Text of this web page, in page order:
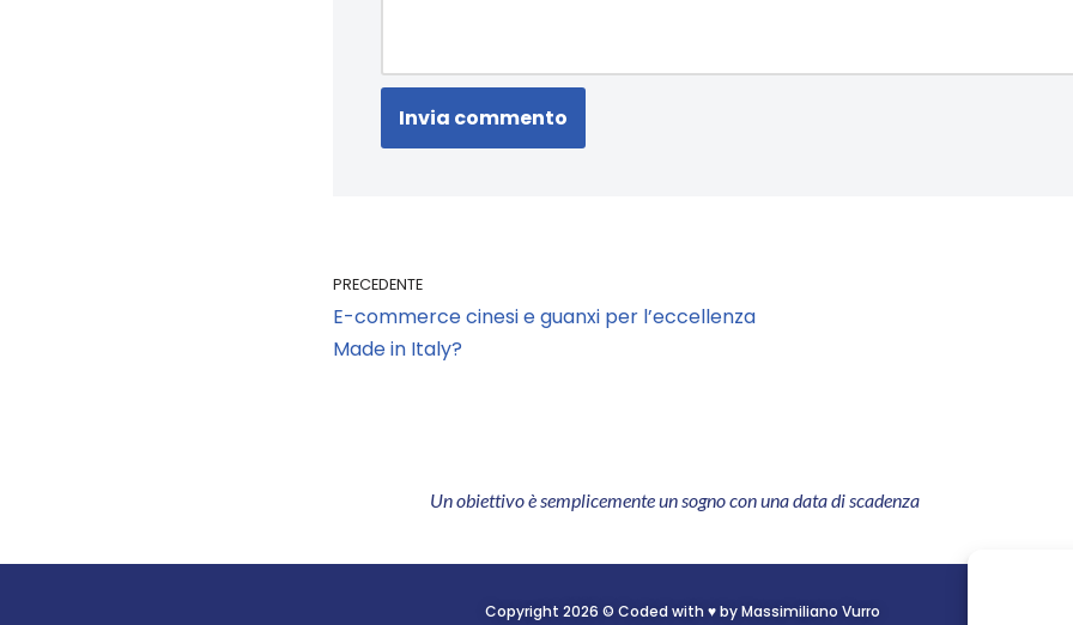
PRECEDENTE
E-commerce cinesi e guanxi per l’eccellenza
Made in Italy?
Un obiettivo è semplicemente un sogno conuna data di scadenza
Copyright 2026 © Coded with ♥ by Massimiliano Vurro